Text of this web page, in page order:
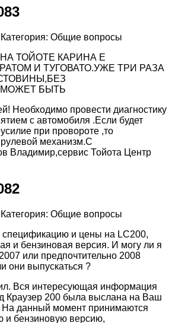
Категория: Общие вопросы
ТОЙОТЕ КАРИНА Е
И ТУГОВАТО.УЖЕ ТРИ РАЗА
БЫТЬ
Необходимо провести диагностику
с автомобиля .Если будет
при провороте ,то
механизм.С
Владимир,сервис Тойота Центр
Категория: Общие вопросы
и цены на LC200,
и бензиновая версия. И могу ли я
или предпочтительно 2008
они выпускаться ?
Вся интересующая информация
Краузер 200 была выслана на Ваш
На данный момент принимаются
и бензиновую версию,